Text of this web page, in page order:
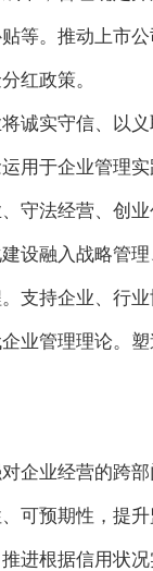
等。推动上市
红政策。
诚实守信、以
用于企业管理
守法经营、创业
设融入战略管
支持企业、行
业管理理论。
企业经营的跨
可预期性，提
进根据信用状